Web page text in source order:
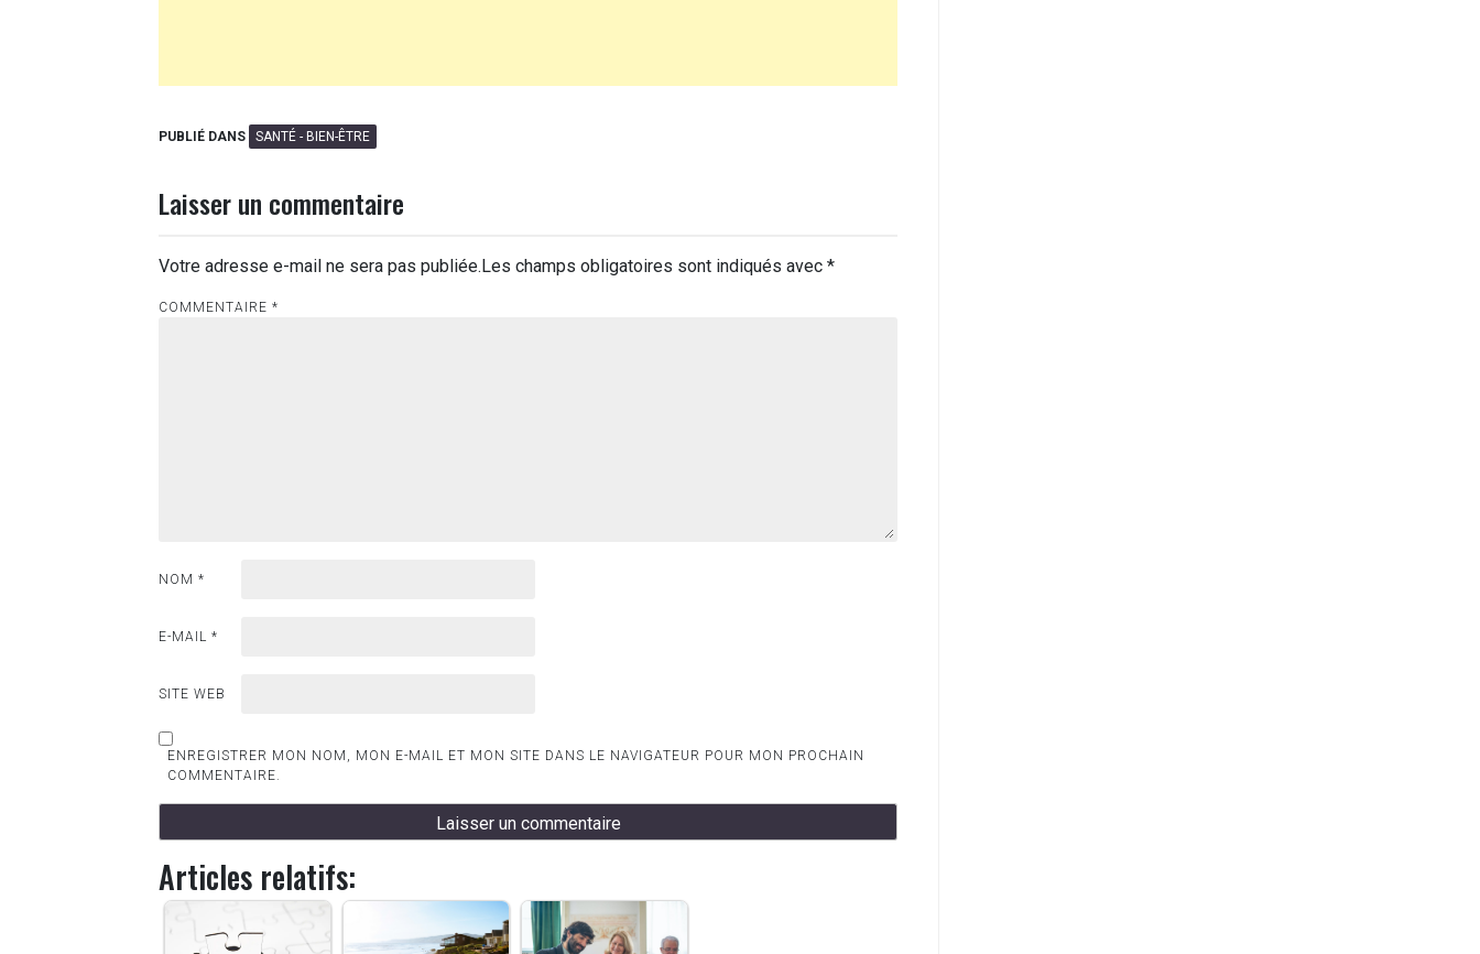
PUBLIÉ DANS SANTÉ - BIEN-ÊTRE
Laisser un commentaire
Votre adresse e-mail ne sera pas publiée.Les champs obligatoires sont indiqués avec *
COMMENTAIRE *
NOM *
E-MAIL *
SITE WEB
ENREGISTRER MON NOM, MON E-MAIL ET MON SITE DANS LE NAVIGATEUR POUR MON PROCHAIN
COMMENTAIRE.
Articles relatifs: